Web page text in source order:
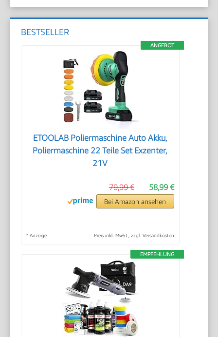
BESTSELLER
ANGEBOT
ETOOLAB Poliermaschine Auto Akku,
Poliermaschine 22 Teile Set Exzenter,
21V
58,99 €
79,99 €
Bei Amazon ansehen
* Anzeige Preis inkl. MwSt., zzgl. Versandkosten
EMPFEHLUNG